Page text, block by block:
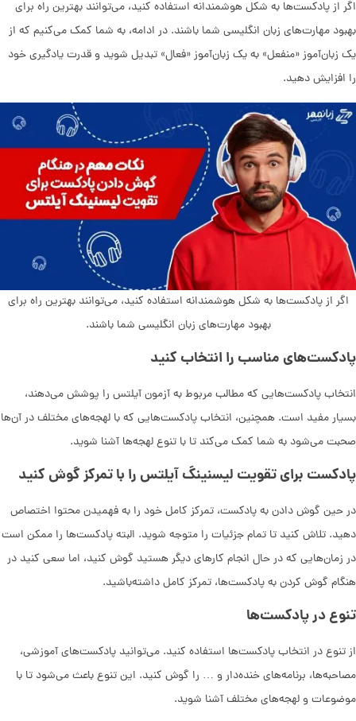
اگر از پادکست‌ها به شکل هوشمندانه استفاده کنید، می‌توانند بهترین راه برای
بهبود مهارت‌های زبان انگلیسی شما باشند. در ادامه، به شما کمک می‌کنیم که از
یک زبان‌آموز «منفعل» به یک زبان‌آموز «فعال» تبدیل شوید و قدرت یادگیری خود
را افزایش دهید.
اگر از پادکست‌ها به شکل هوشمندانه استفاده کنید، می‌توانند بهترین راه برای
بهبود مهارت‌های زبان انگلیسی شما باشند.
پادکست‌های مناسب را انتخاب کنید
انتخاب پادکست‌هایی که مطالب مربوط به آزمون آیلتس را پوشش می‌دهند،
بسیار مفید است. همچنین، انتخاب پادکست‌هایی که با لهجه‌های مختلف در آن‌ها
صحبت می‌شود به شما کمک می‌کند تا با تنوع لهجه‌ها آشنا شوید.
پادکست برای تقویت لیسنینگ آیلتس را با تمرکز گوش کنید
در حین گوش دادن به پادکست، تمرکز کامل خود را به فهمیدن محتوا اختصاص
دهید. تلاش کنید تا تمام جزئیات را متوجه شوید. البته پادکست‌ها را ممکن است
در زمان‌هایی که در حال انجام کارهای دیگر هستید گوش کنید، اما سعی کنید در
هنگام گوش کردن به پادکست‌ها، تمرکز کامل داشته‌باشید.
تنوع در پادکست‌ها
از تنوع در انتخاب پادکست‌ها استفاده کنید. می‌توانید پادکست‌های آموزشی،
مصاحبه‌ها، برنامه‌های خنده‌دار و … را گوش کنید. این تنوع باعث می‌شود تا با
موضوعات و لهجه‌های مختلف آشنا شوید.